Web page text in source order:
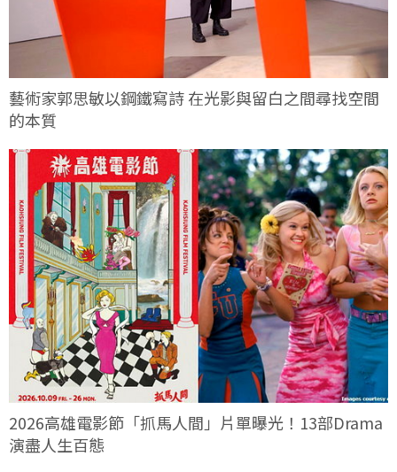
藝術家郭思敏以鋼鐵寫詩 在光影與留白之間尋找空間
的本質
2026高雄電影節「抓馬人間」片單曝光！13部Drama
演盡人生百態